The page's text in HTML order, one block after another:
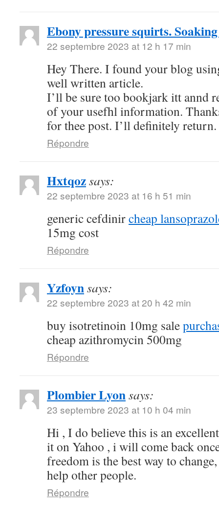
Ebony pressure squirts.
22 septembre 2023 at 12 h 17 min
Hey There. I found your blog
well written article.
I’ll be sure too bookjark itt annd
of your usefhl information.
for thee post. I’ll definitely return.
Répondre
Hxtqozsays:
22 septembre 2023 at 16 h 51 min
generic cefdinircheap
15mg cost
Répondre
Yzfoynsays:
22 septembre 2023 at 20 h 42 min
buy isotretinoin 10mg sale
cheap azithromycin 500mg
Répondre
Plombier Lyonsays:
23 septembre 2023 at 10 h 04 min
Hi , I do believe this is an
it on Yahoo , i will come back
freedom is the best way to
help other people.
Répondre